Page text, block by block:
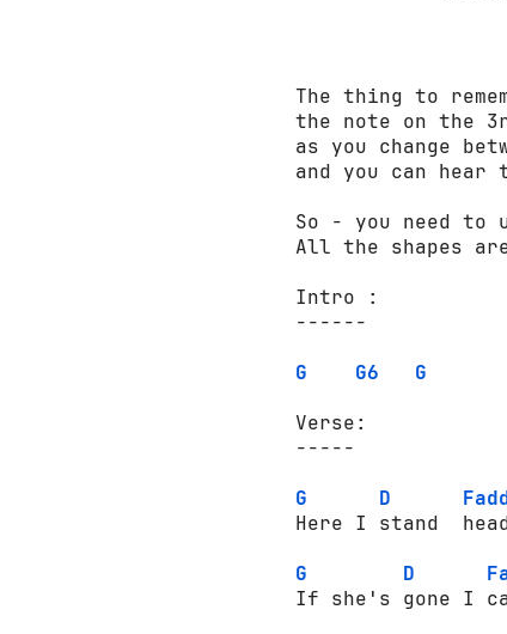
The thing to
the note on the
as you change
and you can hear
So - you need to
All the shapes
Intro :
------
G
G6
G
Verse:
-----
G
D
Here I stand
G
D
If she's gone I